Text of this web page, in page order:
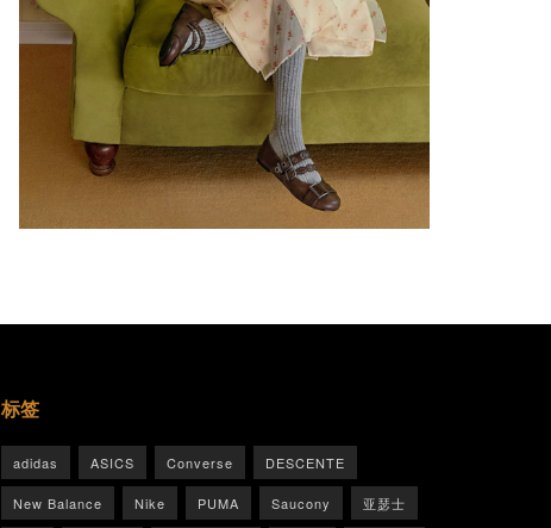
标签
adidas ASICS Converse DESCENTE
New Balance Nike PUMA Saucony 亚瑟士